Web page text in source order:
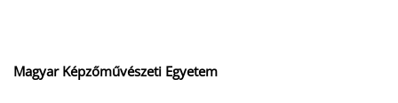
Magyar Képzőművészeti Egyetem